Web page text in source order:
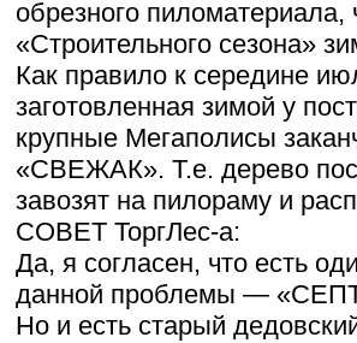
обрезного пиломатериала,
«Строительного сезона»
Как правило к середине
заготовленная зимой у
крупные Мегаполисы
«СВЕЖАК». Т.е. дерево
завозят на пилораму и
СОВЕТ ТоргЛес-а:
Да, я согласен, что есть
данной проблемы —
Но и есть старый